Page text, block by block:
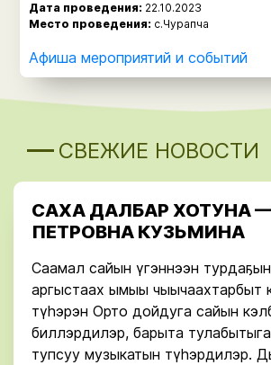
Дата проведения: 22.10.2023
Место проведения: с.Чурапча
Афиша мероприятий и событий
СВЕЖИЕ НОВОСТИ
САХА ДАЛБАР ХОТУНА
ПЕТРОВНА КУЗЬМИНА
Саамал сайын үгэннээн
аргыстаах ымыы чыычаахтарбыт
түһэрэн Орто дойдуга сайын
биллэрдилэр, барыта
тупсуу музыкатын түһэрдилэр.